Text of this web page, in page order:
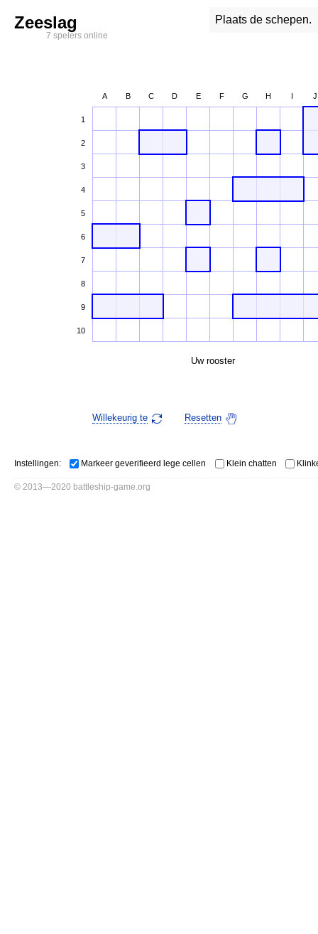
Zeeslag
7 spelers online
Plaats de schepen.
1
A B C D E F G H I J
2
3
4
5
6
7
8
9
10
Uw rooster
Willekeurig te Resetten
Instellingen: Markeer geverifieerd lege cellen Klein chatten
© 2013—2020 battleship-game.org